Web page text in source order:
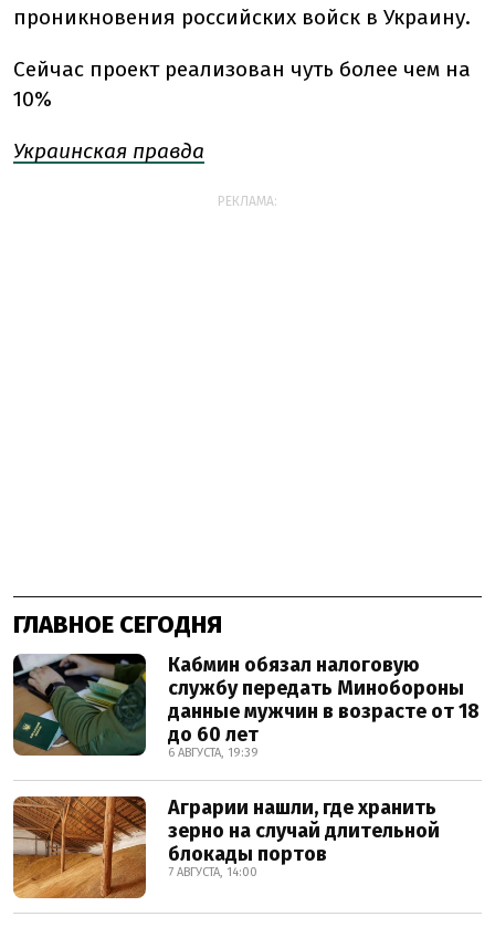
проникновения российских войск в Украину.
Сейчас проект реализован чуть более чем на
10%
Украинская правда
РЕКЛАМА:
ГЛАВНОЕ СЕГОДНЯ
Кабмин обязал налоговую
службу передать Минобороны
данные мужчин в возрасте от 18
до 60 лет
6 АВГУСТА, 19:39
Аграрии нашли, где хранить
зерно на случай длительной
блокады портов
7 АВГУСТА, 14:00